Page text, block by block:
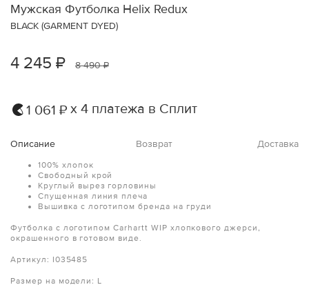
Мужская Футболка Helix Redux
BLACK (GARMENT DYED)
4 245 ₽ 8 490 ₽
1 061 ₽ х 4 платежа в Сплит
Описание Возврат Доставка
100% хлопок
Свободный крой
Круглый вырез горловины
Спущенная линия плеча
Вышивка с логотипом бренда на груди
Футболка с логотипом Carhartt WIP хлопкового джерси,
окрашенного в готовом виде.
Артикул: I035485
Размер на модели: L